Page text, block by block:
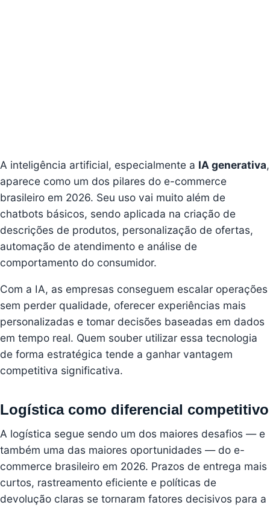
A inteligência artificial, especialmente a IA generativa,
aparece como um dos pilares do e-commerce
brasileiro em 2026. Seu uso vai muito além de
chatbots básicos, sendo aplicada na criação de
descrições de produtos, personalização de ofertas,
automação de atendimento e análise de
comportamento do consumidor.
Com a IA, as empresas conseguem escalar operações
sem perder qualidade, oferecer experiências mais
personalizadas e tomar decisões baseadas em dados
em tempo real. Quem souber utilizar essa tecnologia
de forma estratégica tende a ganhar vantagem
competitiva significativa.
Logística como diferencial competitivo
A logística segue sendo um dos maiores desafios — e
também uma das maiores oportunidades — do e-
commerce brasileiro em 2026. Prazos de entrega mais
curtos, rastreamento eficiente e políticas de
devolução claras se tornaram fatores decisivos para a